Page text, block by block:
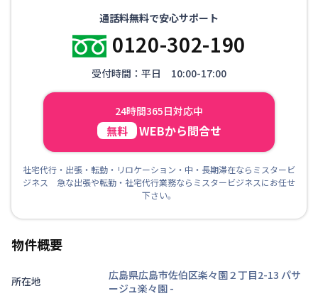
通話料無料で安心サポート
0120-302-190
受付時間：平日 10:00-17:00
24時間365日対応中
無料 WEBから問合せ
社宅代行・出張・転勤・リロケーション・中・長期滞在ならミスタービ
ジネス 急な出張や転勤・社宅代行業務ならミスタービジネスにお任せ
下さい。
物件概要
所在地
広島県広島市佐伯区楽々園２丁目2-13 パサ
ージュ楽々園 -